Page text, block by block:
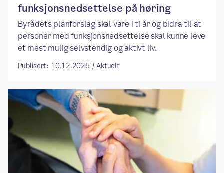
funksjonsnedsettelse på høring​
​​Byrådets planforslag skal vare i ti år og bidra til at
personer med funksjonsnedsettelse skal kunne leve
et mest mulig selvstendig og aktivt liv. ​
Publisert: 10.12.2025 / Aktuelt